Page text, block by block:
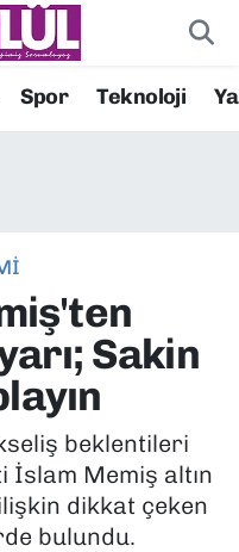
Spor Teknoloji
Sakin
beklentileri
Memiş altın
dikkat çeken
bulundu.
ve Fikstür